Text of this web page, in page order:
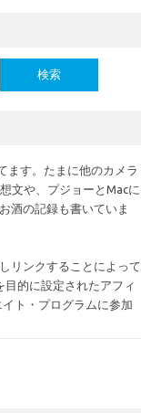
ます。たまに他のカメラ
文や、プジョーとMacに
酒の記録も書いていま
リンクすることによって
的に設定されたアフィ
ト・プログラムに参加